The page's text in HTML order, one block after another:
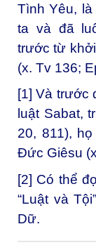
Tình Yêu,
ta và đã
trước từ
(x. Tv 136;
[1] Và trước
luật Sabat,
20, 811),
Đức Giêsu
[2] Có thể
“Luật và
Dữ.